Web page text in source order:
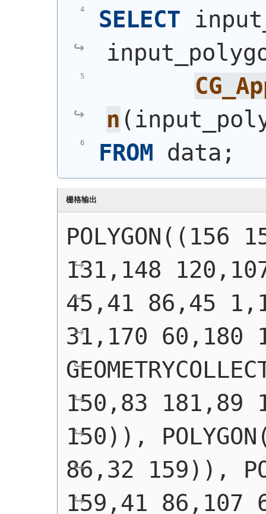
SELECT
n (
FROM data;
栅格输出
POLYGON((156
131,148
45,41 86,45
31,170 60,180
150,83 181,89
150)),
86,32 159)),
159,41 86,107